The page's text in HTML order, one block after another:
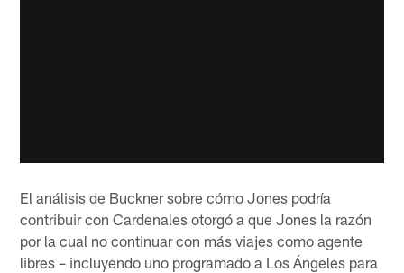
El análisis de Buckner sobre cómo Jones podría
contribuir con Cardenales otorgó a que Jones la razón
por la cual no continuar con más viajes como agente
libres – incluyendo uno programado a Los Ángeles para